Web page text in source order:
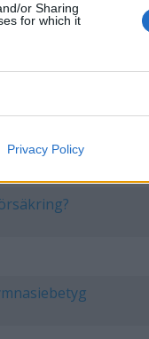
or Sharing
for which it
Privacy Policy
på